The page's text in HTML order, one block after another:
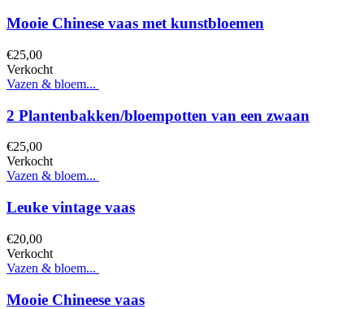
Mooie Chinese vaas met kunstbloemen
€25,00
Verkocht
Vazen & bloem...
2 Plantenbakken/bloempotten van een zwaan
€25,00
Verkocht
Vazen & bloem...
Leuke vintage vaas
€20,00
Verkocht
Vazen & bloem...
Mooie Chineese vaas